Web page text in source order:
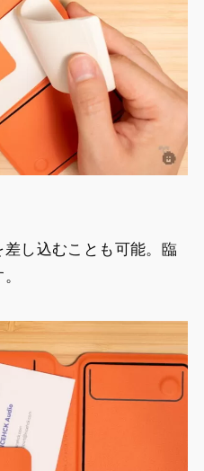
し込むことも可能。臨